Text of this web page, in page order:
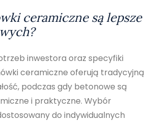
ceramiczne są lepsze
inwestora oraz specyfiki
ceramiczne oferują tradycyjną
podczas gdy betonowe są
i praktyczne. Wybór
do indywidualnych